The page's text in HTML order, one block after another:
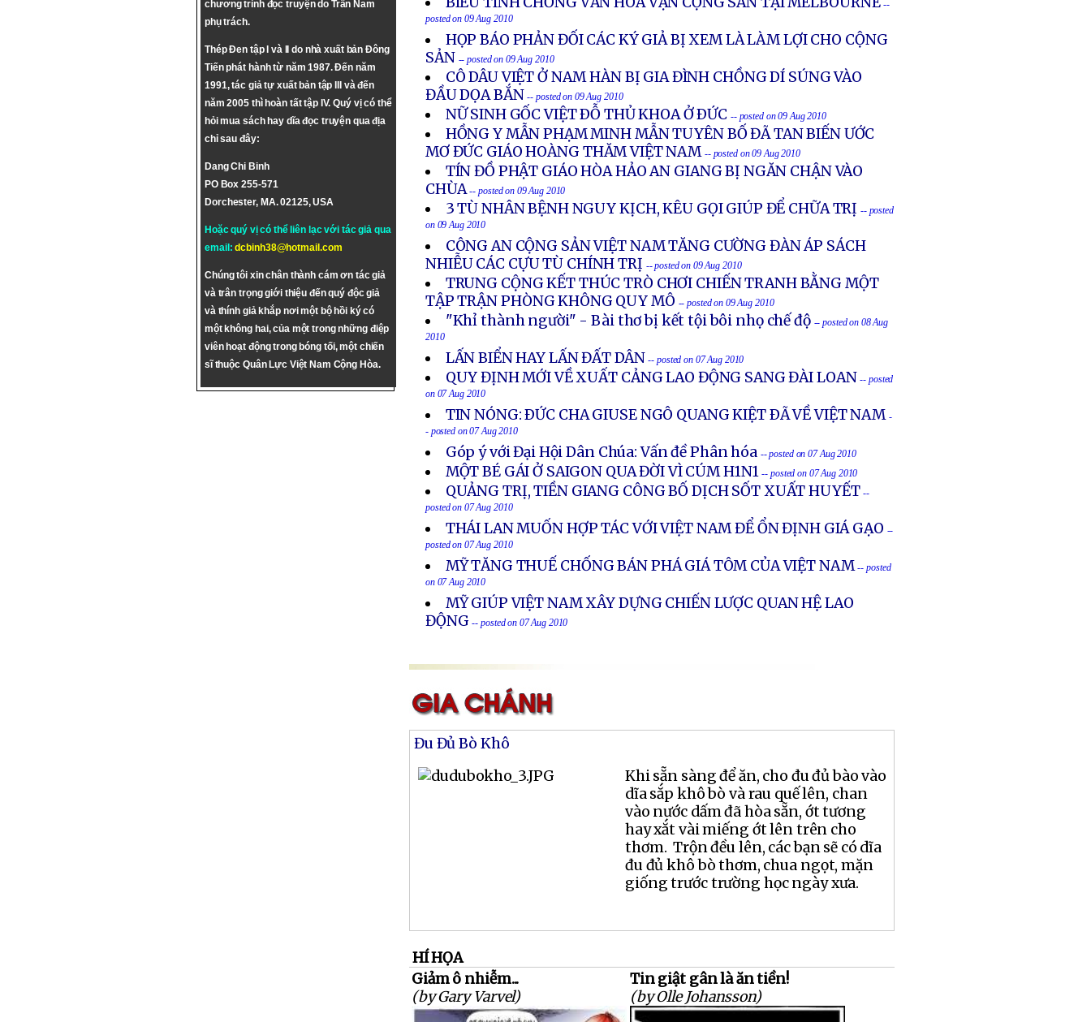
chương trình đọc truyện do Trần Nam
phụ trách.
Thép Đen tập I và II do nhà xuất bản Đông
Tiến phát hành từ năm 1987. Đến năm
1991, tác giả tự xuất bản tập III và đến
năm 2005 thì hoàn tất tập IV. Quý vị có thể
hỏi mua sách hay dĩa đọc truyện qua địa
chỉ sau đây:
Dang Chi Binh
PO Box 255-571
Dorchester, MA. 02125, USA
Hoặc quý vị có thể liên lạc với tác giả qua
email:dcbinh38@hotmail.com
Chúng tôi xin chân thành cám ơn tác giả
và trân trọng giới thiệu đến quý độc giả
và thính giả khắp nơi một bộ hồi ký có
một không hai, của một trong những điệp
viên hoạt động trong bóng tối, một chiến
sĩ thuộc Quân Lực Việt Nam Cộng Hòa.
--
posted on 09 Aug 2010
HỌP BÁO PHẢN ĐỐI CÁC KÝ GIẢ BỊ XEM LÀ LÀM LỢI CHO CỘNG
SẢN -- posted on 09 Aug 2010
CÔ DÂU VIỆT Ở NAM HÀN BỊ GIA ĐÌNH CHỒNG DÍ SÚNG VÀO
ĐẦU DỌA BẮN -- posted on 09 Aug 2010
NỮ SINH GỐC VIỆT ÐỖ THỦ KHOA Ở ÐỨC -- posted on 09 Aug 2010
HỒNG Y MẪN PHẠM MINH MẪN TUYÊN BỐ ĐÃ TAN BIẾN ƯỚC
MƠ ĐỨC GIÁO HOÀNG THĂM VIỆT NAM -- posted on 09 Aug 2010
TÍN ĐỒ PHẬT GIÁO HÒA HẢO AN GIANG BỊ NGĂN CHẬN VÀO
CHÙA-- posted on 09 Aug 2010
3 TÙ NHÂN BỆNH NGUY KỊCH, KÊU GỌI GIÚP ĐỂ CHỮA TRỊ -- posted
on 09 Aug 2010
CÔNG AN CỘNG SẢN VIỆT NAM TĂNG CƯỜNG ĐÀN ÁP SÁCH
NHIỄU CÁC CỰU TÙ CHÍNH TRỊ -- posted on 09 Aug 2010
TRUNG CỘNG KẾT THÚC TRÒ CHƠI CHIẾN TRANH BẰNG MỘT
TẬP TRẬN PHÒNG KHÔNG QUY MÔ -- posted on 09 Aug 2010
"Khỉ thành người" - Bài thơ bị kết tội bôi nhọ chế độ -- posted on 08 Aug
2010
LẤN BIỂN HAY LẤN ĐẤT DÂN-- posted on 07 Aug 2010
QUY ĐỊNH MỚI VỀ XUẤT CẢNG LAO ĐỘNG SANG ĐÀI LOAN -- posted
on 07 Aug 2010
TIN NÓNG: ÐỨC CHA GIUSE NGÔ QUANG KIỆT ÐÃ VỀ VIỆT NAM -
- posted on 07 Aug 2010
Góp ý với Đại Hội Dân Chúa: Vấn đề Phân hóa -- posted on 07 Aug 2010
MỘT BÉ GÁI Ở SAIGON QUA ĐỜI VÌ CÚM H1N1-- posted on 07 Aug 2010
QUẢNG TRỊ, TIỀN GIANG CÔNG BỐ DỊCH SỐT XUẤT HUYẾT--
posted on 07 Aug 2010
THÁI LAN MUỐN HỢP TÁC VỚI VIỆT NAM ĐỂ ỔN ĐỊNH GIÁ GẠO --
posted on 07 Aug 2010
MỸ TĂNG THUẾ CHỐNG BÁN PHÁ GIÁ TÔM CỦA VIỆT NAM -- posted
on 07 Aug 2010
MỸ GIÚP VIỆT NAM XÂY DỰNG CHIẾN LƯỢC QUAN HỆ LAO
ĐỘNG-- posted on 07 Aug 2010
Đu Đủ Bò Khô
Khi sẵn sàng để ăn, cho đu đủ bào vào
dĩa sắp khô bò và rau quế lên, chan
vào nước dấm đã hòa sẵn, ớt tương
hay xắt vài miếng ớt lên trên cho
thơm. Trộn đều lên, các bạn sẽ có dĩa
đu đủ khô bò thơm, chua ngọt, mặn
giống trước trường học ngày xưa.
HÍ HỌA
Giảm ô nhiễm...
(by Gary Varvel)
Tin giật gân là ăn tiền!
(by Olle Johansson)